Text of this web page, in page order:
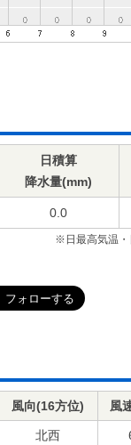
日積算
降水量(mm)
0.0
※日最高気温・
風向(16方位) 風
北西